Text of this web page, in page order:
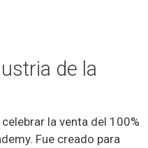
de la
la venta del 100%
Fue creado para